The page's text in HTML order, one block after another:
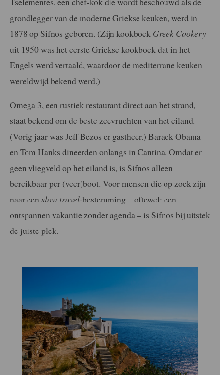
grondlegger van de moderne Griekse keuken, werd in
1878 op Sifnos geboren. (Zijn kookboek Greek Cookery
uit 1950 was het eerste Griekse kookboek dat in het
Engels werd vertaald, waardoor de mediterrane keuken
wereldwijd bekend werd.)
Omega 3, een rustiek restaurant direct aan het strand,
staat bekend om de beste zeevruchten van het eiland.
(Vorig jaar was Jeff Bezos er gastheer.) Barack Obama
en Tom Hanks dineerden onlangs in Cantina. Omdat er
geen vliegveld op het eiland is, is Sifnos alleen
bereikbaar per (veer)boot. Voor mensen die op zoek zijn
naar een slow travel-bestemming – oftewel: een
ontspannen vakantie zonder agenda – is Sifnos bij uitstek
de juiste plek.